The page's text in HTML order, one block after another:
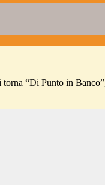
“Di Punto in